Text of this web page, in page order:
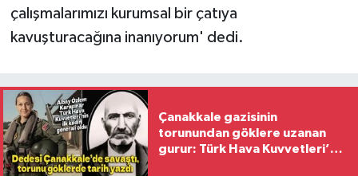
çalışmalarımızı kurumsal bir çatıya
kavuşturacağına inanıyorum' dedi.
Çanakkale gazisinin
torunundan göklere uzanan
gurur: Türk Hava Kuvvetleri’nin